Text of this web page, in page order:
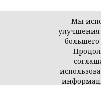
Политика
© Социологическая
Мы
большего